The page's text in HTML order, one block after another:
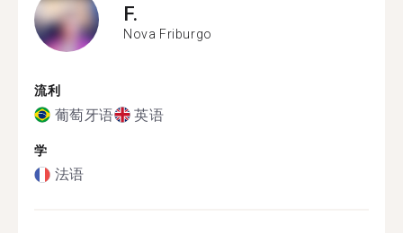
F.
Nova Friburgo
流利
葡萄牙语 英语
学
法语